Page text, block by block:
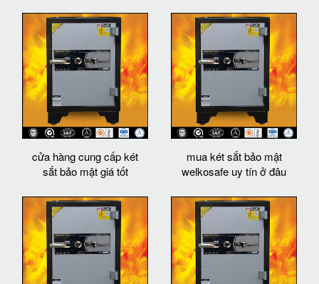
cửa hàng cung cấp két
sắt bảo mật giá tốt
mua két sắt bảo mật
welkosafe uy tín ở đâu